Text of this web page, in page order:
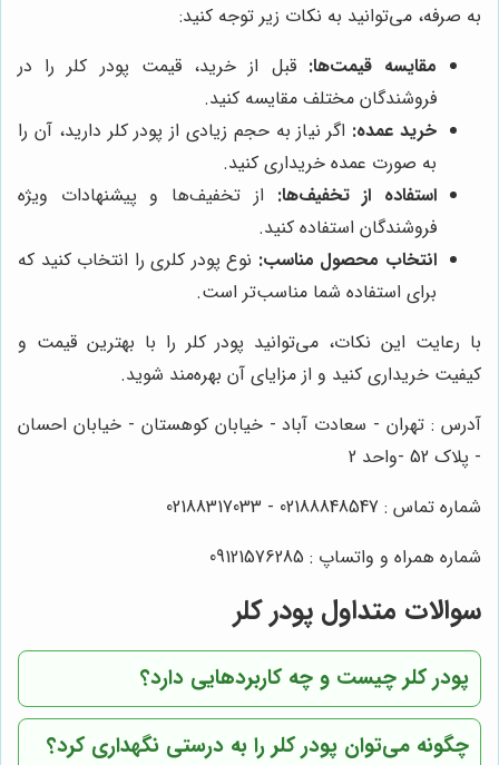
به صرفه، می‌توانید به نکات زیر توجه کنید:
مقایسه قیمت‌ها: قبل از خرید، قیمت پودر کلر را در
فروشندگان مختلف مقایسه کنید.
خرید عمده: اگر نیاز به حجم زیادی از پودر کلر دارید، آن را
به صورت عمده خریداری کنید.
استفاده از تخفیف‌ها: از تخفیف‌ها و پیشنهادات ویژه
فروشندگان استفاده کنید.
انتخاب محصول مناسب: نوع پودر کلری را انتخاب کنید که
برای استفاده شما مناسب‌تر است.
با رعایت این نکات، می‌توانید پودر کلر را با بهترین قیمت و
کیفیت خریداری کنید و از مزایای آن بهره‌مند شوید.
آدرس : تهران - سعادت آباد - خیابان کوهستان - خیابان احسان
- پلاک 52 -واحد 2
شماره تماس : 02188848547 - 02188317033
شماره همراه و واتساپ : 09121576285
سوالات متداول پودر کلر
پودر کلر چیست و چه کاربردهایی دارد؟
چگونه می‌توان پودر کلر را به درستی نگهداری کرد؟